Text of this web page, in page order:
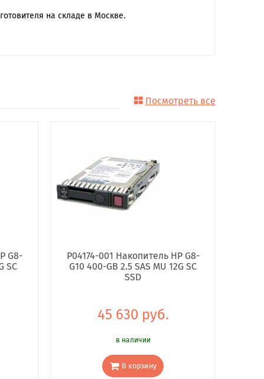
на складе в Москве.
Посмотреть все
G8-
SC
P04174-001 Накопитель HP G8-
G10 400-GB 2.5 SAS MU 12G SC
SSD
45 630 руб.
в наличии
В корзину